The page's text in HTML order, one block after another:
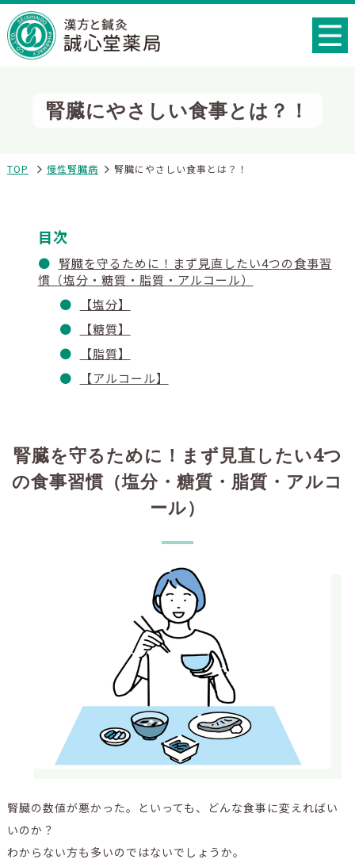
腎臓にやさしい食事とは？！
TOP 慢性腎臓病 腎臓にやさしい食事とは？！
目次
腎臓を守るために！まず見直したい4つの食事習
慣（塩分・糖質・脂質・アルコール）
【塩分】
【糖質】
【脂質】
【アルコール】
腎臓を守るために！まず見直したい4つ
の食事習慣（塩分・糖質・脂質・アルコ
ール）
腎臓の数値が悪かった。といっても、どんな食事に変えればい
いのか？
わからない方も多いのではないでしょうか。